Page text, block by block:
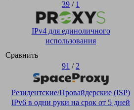
39 / 1
IPv4 для единоличного
использования
Сравнить
91 / 2
Резидентские/Провайдерские (ISP)
IPv6 в одни руки на срок от 5 дней